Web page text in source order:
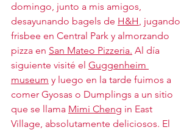
domingo, junto a mis amigos,
desayunando bagels de H&H, jugando
frisbee en Central Park y almorzando
pizza en San Mateo Pizzeria. Al día
siguiente visité el Guggenheim
museum y luego en la tarde fuimos a
comer Gyosas o Dumplings a un sitio
que se llama Mimi Cheng in East
Village, absolutamente deliciosos. El